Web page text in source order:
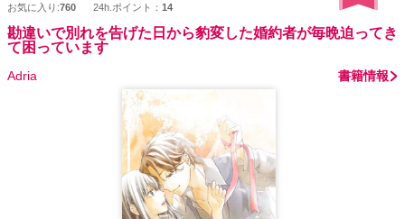
お気に入り:760 24h.ポイント： 14
勘違いで別れを告げた日から豹変した婚約者が毎晩迫ってき
て困っています
Adria 書籍情報